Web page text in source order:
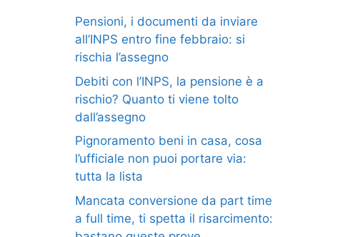
Pensioni, i documenti da inviare
all’INPS entro fine febbraio: si
rischia l’assegno
Debiti con l’INPS, la pensione è a
rischio? Quanto ti viene tolto
dall’assegno
Pignoramento beni in casa, cosa
l’ufficiale non puoi portare via:
tutta la lista
Mancata conversione da part time
a full time, ti spetta il risarcimento: